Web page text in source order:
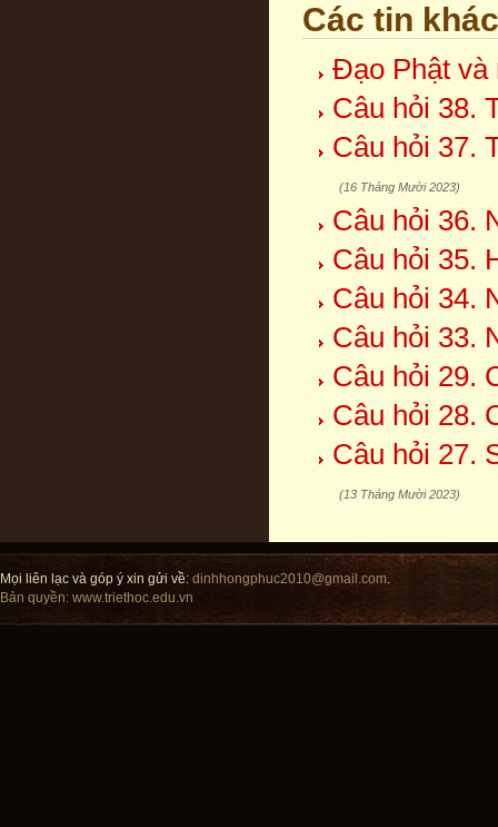
Các tin khác
Đạo Phật và
Câu hỏi 38.
Câu hỏi 37.
(16 Tháng Mười 2023)
Câu hỏi 36.
Câu hỏi 35.
Câu hỏi 34.
Câu hỏi 33.
Câu hỏi 29.
Câu hỏi 28.
Câu hỏi 27.
(13 Tháng Mười 2023)
Mọi liên lạc và góp ý xin gửi về: dinhhongphuc2010@gmail.com.
Bản quyền: www.triethoc.edu.vn